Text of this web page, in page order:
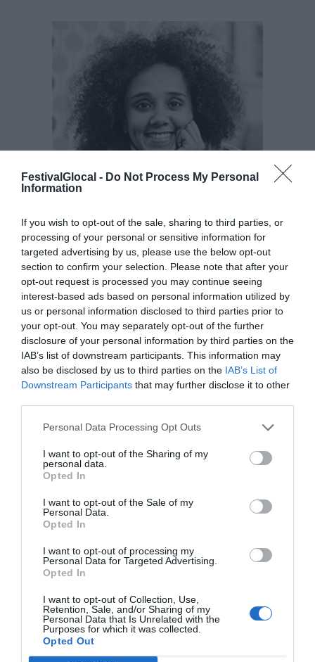
FestivalGlocal - Do Not Process My Personal
Information
If you wish to opt-out of the sale, sharing to third parties, or
processing of your personal or sensitive information for
targeted advertising by us, please use the below opt-out
section to confirm your selection. Please note that after your
opt-out request is processed you may continue seeing
interest-based ads based on personal information utilized by
us or personal information disclosed to third parties prior to
your opt-out. You may separately opt-out of the further
disclosure of your personal information by third parties on the
IAB’s list of downstream participants. This information may
also be disclosed by us to third parties on the IAB’s List of
Downstream Participants that may further disclose it to other
Personal Data Processing Opt Outs
I want to opt-out of the Sharing of my
personal data.
Opted In
I want to opt-out of the Sale of my
Personal Data.
Opted In
I want to opt-out of processing my
Personal Data for Targeted Advertising.
Opted In
I want to opt-out of Collection, Use,
Retention, Sale, and/or Sharing of my
Personal Data that Is Unrelated with the
Purposes for which it was collected.
Opted Out
RAHEL SEREKE
Attivista, politologa e fondatrice, "Cambio Passo"
Giornalista freelance, FADA Collective